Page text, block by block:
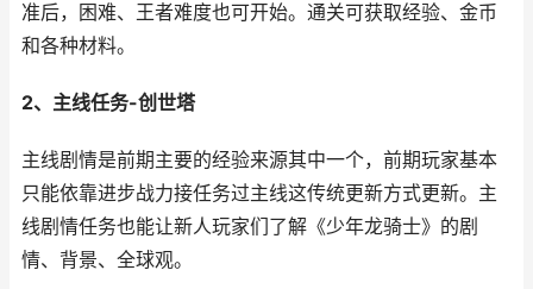
准后，困难、王者难度也可开始。通关可获取经验、金币
和各种材料。
2、主线任务-创世塔
主线剧情是前期主要的经验来源其中一个，前期玩家基本
只能依靠进步战力接任务过主线这传统更新方式更新。主
线剧情任务也能让新人玩家们了解《少年龙骑士》的剧
情、背景、全球观。